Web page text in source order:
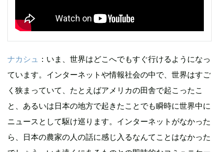
ナカシュ ：いま、世界はどこへでもすぐ行けるようになっ
ています。インターネットや情報社会の中で、世界はすご
く狭まっていて、たとえばアメリカの田舎で起こったこ
と、あるいは日本の地方で起きたことでも瞬時に世界中に
ニュースとして駆け巡ります。インターネットがなかった
ら、日本の農家の人の話に感じ入るなんてことはなかった